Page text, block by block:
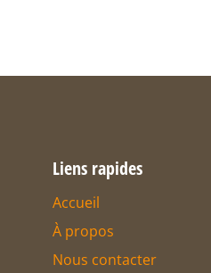
Liens rapides
Accueil
À propos
Nous contacter